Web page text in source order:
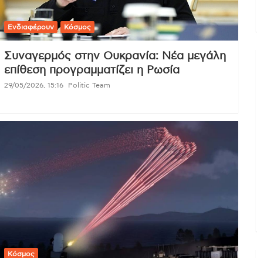
Ενδιαφέρουν Κόσμος
Συναγερμός στην Ουκρανία: Νέα μεγάλη
επίθεση προγραμματίζει η Ρωσία
29/05/2026, 15:16 Politic Team
Κόσμος